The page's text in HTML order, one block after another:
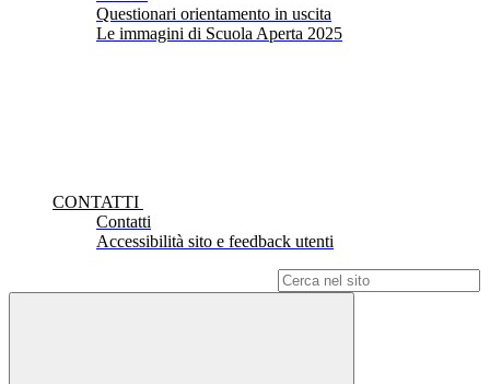
Questionari orientamento in uscita
Le immagini di Scuola Aperta 2025
CONTATTI
Contatti
Accessibilità sito e feedback utenti